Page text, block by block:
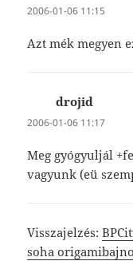
2006-01-06 11:15
Azt mék megyen
drojid
2006-01-06 11:17
Meg gyógyuljál
vagyunk (eü
Visszajelzés:
soha